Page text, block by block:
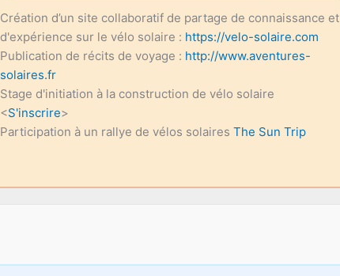
Création d’un site collaboratif de partage de connaissance et
d'expérience sur le vélo solaire : https://velo-solaire.com
Publication de récits de voyage : http://www.aventures-
solaires.fr
Stage d'initiation à la construction de vélo solaire
<S'inscrire>
Participation à un rallye de vélos solaires The Sun Trip